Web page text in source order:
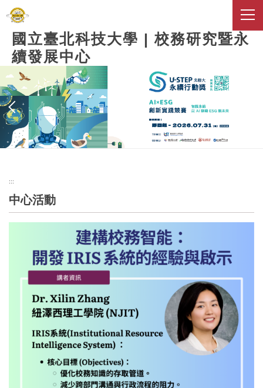
跳
到
主
要
內
容
區
國立臺北科技大學 | 校務研究暨永
續發展中心
:::
中心活動